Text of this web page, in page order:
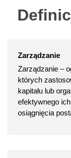
Zarządzanie
Zarządzanie –
których
kapitału lub
efektywnego
osiągnięcia